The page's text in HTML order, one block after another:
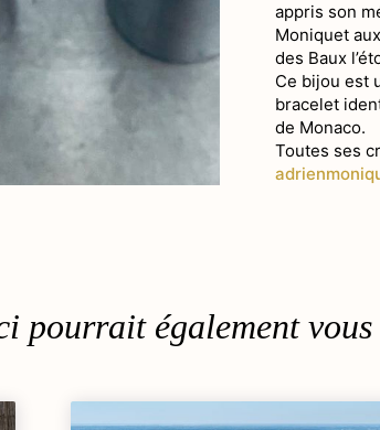
appris son
Moniquet
des Baux
Ce bijou est
bracelet
de Monaco.
Toutes ses
pourrait également vous